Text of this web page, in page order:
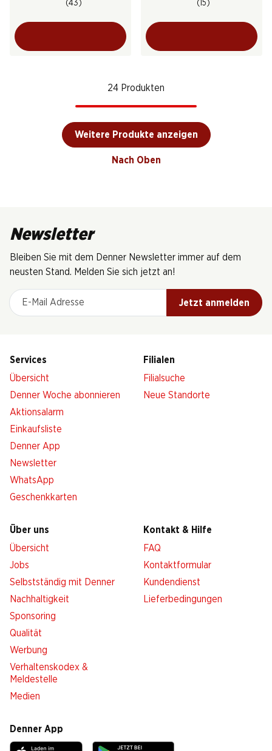
(43) (15)
24 Produkten
Weitere Produkte anzeigen
Nach Oben
Newsletter
Bleiben Sie mit dem Denner Newsletter immer auf dem
neusten Stand. Melden Sie sich jetzt an!
E-Mail Adresse
Jetzt anmelden
Services
Übersicht
Denner Woche abonnieren
Aktionsalarm
Einkaufsliste
Denner App
Newsletter
WhatsApp
Geschenkkarten
Filialen
Filialsuche
Neue Standorte
Über uns
Übersicht
Jobs
Selbstständig mit Denner
Nachhaltigkeit
Sponsoring
Qualität
Werbung
Verhaltenskodex &
Meldestelle
Medien
Kontakt & Hilfe
FAQ
Kontaktformular
Kundendienst
Lieferbedingungen
Denner App